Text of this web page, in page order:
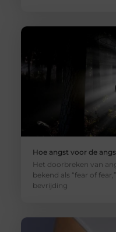
Hoe angst voor de
Het doorbreken van
bekend als “fear of
bevrijding